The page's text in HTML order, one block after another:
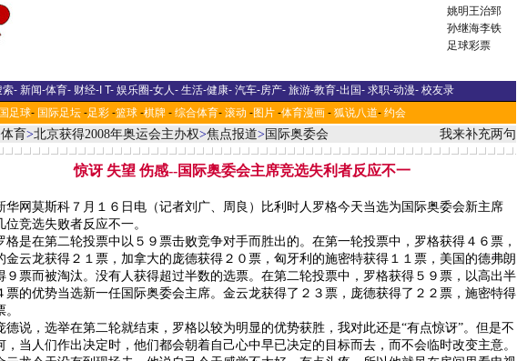
姚明王治郅
孙继海李铁
足球彩票
索- 新闻-体育- 财经-I T- 娱乐圈-女人- 生活-健康- 汽车-房产- 旅游-教育-出国- 求职-动漫- 校友录
足球- 国际足坛 -足彩 -篮球 -棋牌 - 综合体育- 滚动 -图片 -体育漫画 - 狐说八道- 约会
体育>北京获得2008年奥运会主办权>焦点报道> 国际奥委会 我来补充两句
惊讶 失望 伤感--国际奥委会主席竞选失利者反应不一
莫斯科７月１６日电（记者刘广、周良）比利时人罗格今天当选为国际奥委会新主席
位竞选失败者反应不一。
在第二轮投票中以５９票击败竞争对手而胜出的。在第一轮投票中，罗格获得４６票，
金云龙获得２１票，加拿大的庞德获得２０票，匈牙利的施密特获得１１票，美国的德弗朗
９票而被淘汰。没有人获得超过半数的选票。在第二轮投票中，罗格获得５９票，以高出半
票的优势当选新一任国际奥委会主席。金云龙获得了２３票，庞德获得了２２票，施密特得
，选举在第二轮就结束，罗格以较为明显的优势获胜，我对此还是“有点惊讶”。但是不
，当人们作出决定时，他们都会朝着自己心中早已决定的目标而去，而不会临时改变主意。